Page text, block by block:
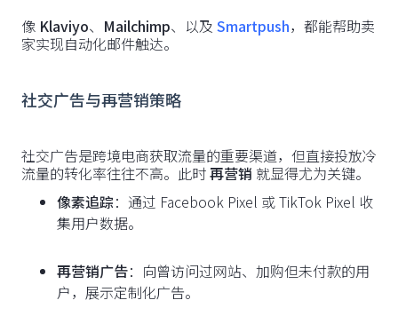
像 Klaviyo、 Mailchimp、以及 Smartpush，都能帮助卖
家实现自动化邮件触达。
社交广告与再营销策略
社交广告是跨境电商获取流量的重要渠道，但直接投放冷
流量的转化率往往不高。此时再营销 就显得尤为关键。
像素追踪：通过 Facebook Pixel 或 TikTok Pixel 收
集用户数据。
再营销广告：向曾访问过网站、加购但未付款的用
户，展示定制化广告。